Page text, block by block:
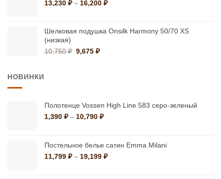
13,230 ₽ – 16,200 ₽Диапазон
–
Шелковая подушка Onsilk Harmony 50/70 XS
(низкая)
10,750₽ Первоначальная
9,675₽Текущая
НОВИНКИ
Полотенце Vossen High Line 583 серо-зеленый
1,390 ₽ – 10,790 ₽Диапазон
–
10,790 ₽
Постельное белье сатин Emma Milani
11,799 ₽ – 19,199 ₽Диапазон